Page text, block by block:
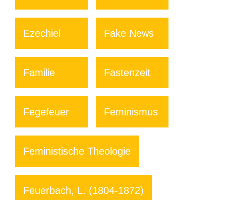
Ezechiel Fake News
Familie Fastenzeit
Fegefeuer Feminismus
Feministische Theologie
Feuerbach, L. (1804-1872)